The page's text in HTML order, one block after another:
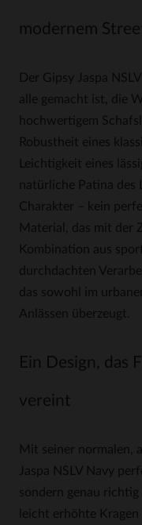
modernem
Der Gipsy Jaspa
alle gemacht ist, die
hochwertigem
Robustheit eines
Leichtigkeit eines
natürliche Patina des
Charakter – kein
Material, das mit der
Kombination aus
durchdachten
das sowohl im
Anlässen überzeugt.
Ein Design, das
vereint
Mit seiner normalen,
Jaspa NSLV Navy
sondern genau
leicht erhöhte